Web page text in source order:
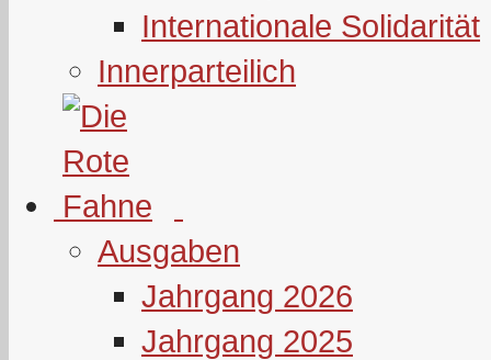
Internationale Solidarität
Innerparteilich
Ausgaben
Jahrgang 2026
Jahrgang 2025